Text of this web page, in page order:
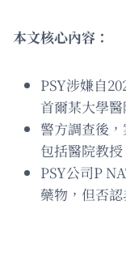
本文核心內容：
PSY涉嫌自
首爾某大學
警方調查後
包括醫院教
PSY公司P
藥物，但否